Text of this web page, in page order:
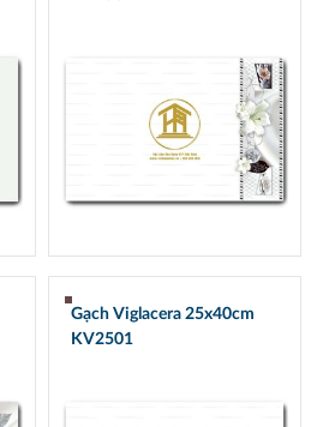
Gạch Viglacera 25x40cm
KV2501